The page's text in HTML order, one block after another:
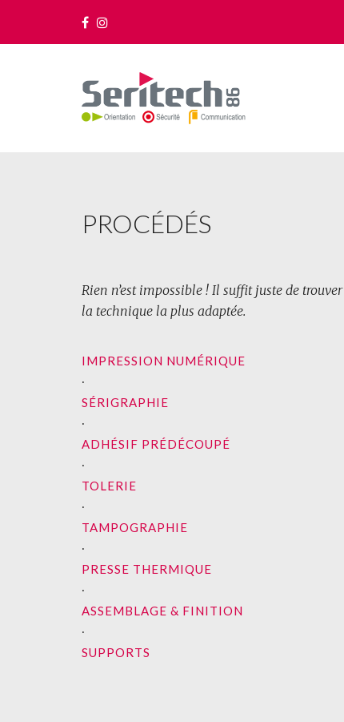
PROCÉDÉS
Rien n’est impossible ! Il suffit juste de trouver
la technique la plus adaptée.
IMPRESSION NUMÉRIQUE
∙
SÉRIGRAPHIE
∙
ADHÉSIF PRÉDÉCOUPÉ
∙
TOLERIE
∙
TAMPOGRAPHIE
∙
PRESSE THERMIQUE
∙
ASSEMBLAGE & FINITION
∙
SUPPORTS